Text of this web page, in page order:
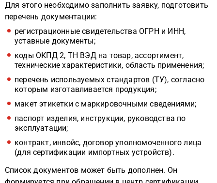
Для этого необходимо заполнить заявку, подготовить
перечень документации:
регистрационные свидетельства ОГРН и ИНН,
уставные документы;
коды ОКПД 2, ТН ВЭД на товар, ассортимент,
технические характеристики, область применения;
перечень используемых стандартов (ТУ), согласно
которым изготавливается продукция;
макет этикетки с маркировочными сведениями;
паспорт изделия, инструкции, руководства по
эксплуатации;
контракт, инвойс, договор уполномоченного лица
(для сертификации импортных устройств).
Список документов может быть дополнен. Он